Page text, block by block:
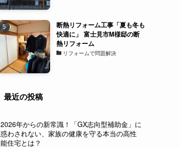
断熱リフォーム工事「夏も冬も
快適に」 富士見市M様邸の断
熱リフォーム
リフォームで問題解決
最近の投稿
2026年からの新常識！「GX志向型補助金」に
惑わされない、家族の健康を守る本当の高性
能住宅とは？